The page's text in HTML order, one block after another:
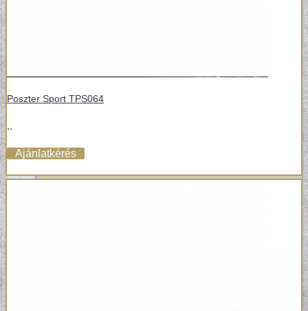
Poszter Sport TPS064
..
Ajánlatkérés